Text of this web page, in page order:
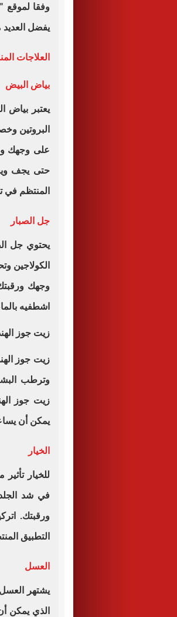
وفقا
يفضل العديد
العلاجات
بياض البيض
يعتبر بياض
البروتين
حتى يجف
المنتظم في
جل الصبار
يحتوي جل
الكولاجين
اشطفيه
زيت جوز
زيت جوز
وترطب
زيت جوز
يمكن أن
الخيار
للخيار
في شد
التطبيق
العسل
يشتهر
الذي يمكن